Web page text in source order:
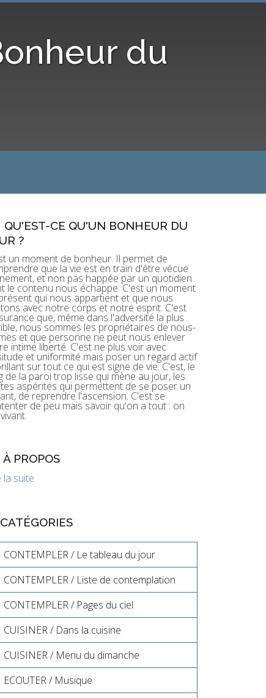
du
QU'EST-CE QU'UN BONHEUR DU
?
un moment de bonheur. Il permet de
que la vie est en train d'être vécue
et non pas happée par un quotidien
le contenu nous échappe. C'est un moment
qui nous appartient et que nous
avec notre corps et notre esprit. C'est
que, même dans l'adversité la plus
nous sommes les propriétaires de nous-
et que personne ne peut nous enlever
intime liberté. C'est ne plus voir avec
et uniformité mais poser un regard actif
sur tout ce qui est signe de vie. C'est, le
de la paroi trop lisse qui mène au jour, les
aspérités qui permettent de se poser un
de reprendre l'ascension. C'est se
de peu mais savoir qu'on a tout : on
À PROPOS
la suite
CATÉGORIES
CONTEMPLER / Le tableau du jour
CONTEMPLER / Liste de contemplation
CONTEMPLER / Pages du ciel
CUISINER / Dans la cuisine
CUISINER / Menu du dimanche
ECOUTER / Musique